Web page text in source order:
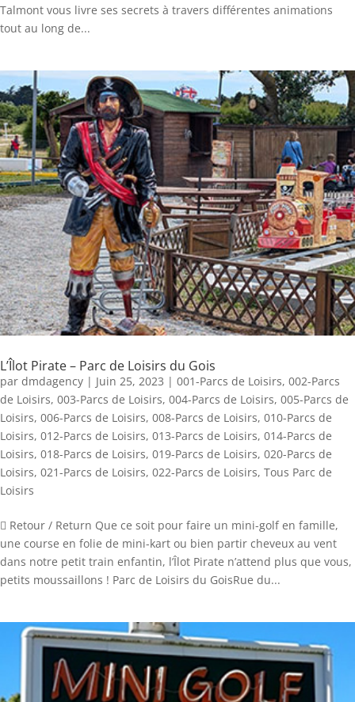
Talmont vous livre ses secrets à travers différentes animations
tout au long de...
L’Îlot Pirate – Parc de Loisirs du Gois
par dmdagency | Juin 25, 2023 | 001-Parcs de Loisirs, 002-Parcs
de Loisirs, 003-Parcs de Loisirs, 004-Parcs de Loisirs, 005-Parcs de
Loisirs, 006-Parcs de Loisirs, 008-Parcs de Loisirs, 010-Parcs de
Loisirs, 012-Parcs de Loisirs, 013-Parcs de Loisirs, 014-Parcs de
Loisirs, 018-Parcs de Loisirs, 019-Parcs de Loisirs, 020-Parcs de
Loisirs, 021-Parcs de Loisirs, 022-Parcs de Loisirs, Tous Parc de
Loisirs
 Retour / Return Que ce soit pour faire un mini-golf en famille,
une course en folie de mini-kart ou bien partir cheveux au vent
dans notre petit train enfantin, l’Îlot Pirate n’attend plus que vous,
petits moussaillons ! Parc de Loisirs du GoisRue du...